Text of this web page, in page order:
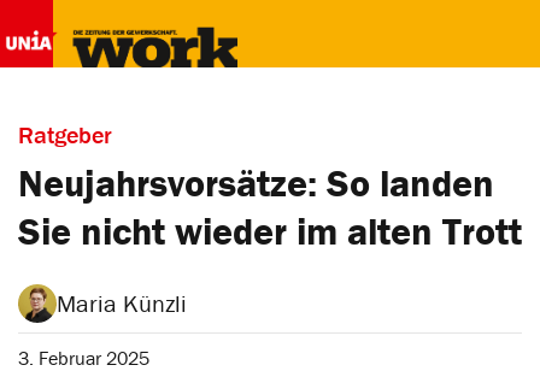
Ratgeber
Neujahrsvorsätze: So landen
Sie nicht wieder im alten Trott
Maria Künzli
3. Februar 2025